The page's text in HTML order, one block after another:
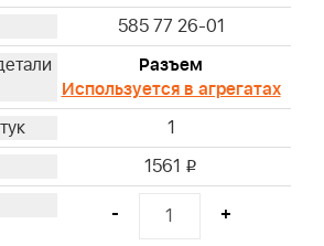
585 77 26-01
Разъем
Используется в агрегатах
1
1561 i
- +